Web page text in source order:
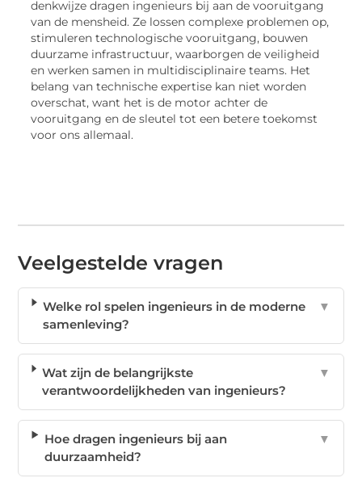
denkwijze dragen ingenieurs bij aan de vooruitgang
van de mensheid. Ze lossen complexe problemen op,
stimuleren technologische vooruitgang, bouwen
duurzame infrastructuur, waarborgen de veiligheid
en werken samen in multidisciplinaire teams. Het
belang van technische expertise kan niet worden
overschat, want het is de motor achter de
vooruitgang en de sleutel tot een betere toekomst
voor ons allemaal.
Veelgestelde vragen
Welke rol spelen ingenieurs in de moderne
samenleving?
▼
Wat zijn de belangrijkste
verantwoordelijkheden van ingenieurs?
▼
Hoe dragen ingenieurs bij aan
duurzaamheid?
▼